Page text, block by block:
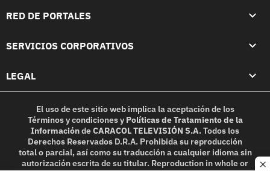
RED DE PORTALES
SERVICIOS CORPORATIVOS
LEGAL
El uso de este sitio web implica la aceptación de los
Términos y condicionesy Políticas de Tratamiento de la
InformacióndeCARACOL TELEVISIÓN S.A.Todos los
Derechos Reservados D.R.A. Prohibida su reproducción
total o parcial, así como su traducción a cualquier idioma sin
autorización escrita de su titular. Reproduction in whole or